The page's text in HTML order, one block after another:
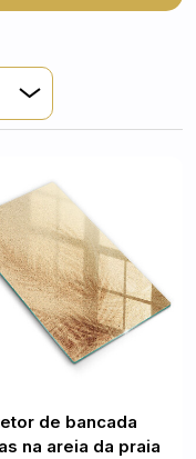
naturais.
de bancada
na areia da praia